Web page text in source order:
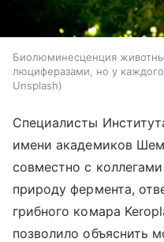
Биолюминесценция
люциферазами, но у
Unsplash
Специалисты
имени академиков
совместно с
природу фермента,
грибного комара
позволило объяснить